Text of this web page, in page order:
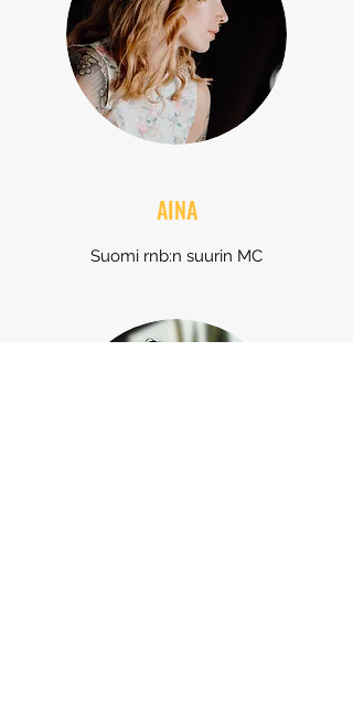
AINA
Suomi rnb:n suurin MC